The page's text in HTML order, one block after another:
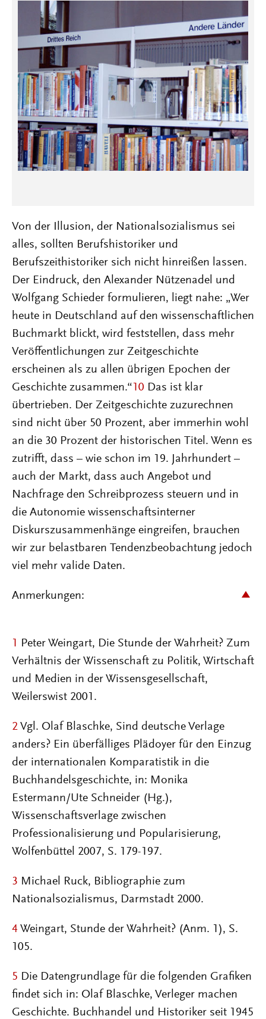
Von der Illusion, der Nationalsozialismus sei
alles, sollten Berufshistoriker und
Berufszeithistoriker sich nicht hinreißen lassen.
Der Eindruck, den Alexander Nützenadel und
Wolfgang Schieder formulieren, liegt nahe: „Wer
heute in Deutschland auf den wissenschaftlichen
Buchmarkt blickt, wird feststellen, dass mehr
Veröffentlichungen zur Zeitgeschichte
erscheinen als zu allen übrigen Epochen der
Geschichte zusammen.“10 Das ist klar
übertrieben. Der Zeitgeschichte zuzurechnen
sind nicht über 50 Prozent, aber immerhin wohl
an die 30 Prozent der historischen Titel. Wenn es
zutrifft, dass – wie schon im 19. Jahrhundert –
auch der Markt, dass auch Angebot und
Nachfrage den Schreibprozess steuern und in
die Autonomie wissenschaftsinterner
Diskurszusammenhänge eingreifen, brauchen
wir zur belastbaren Tendenzbeobachtung jedoch
viel mehr valide Daten.
Anmerkungen:
1
Peter Weingart, Die Stunde der Wahrheit? Zum
Verhältnis der Wissenschaft zu Politik, Wirtschaft
und Medien in der Wissensgesellschaft,
Weilerswist 2001.
2 Vgl. Olaf Blaschke, Sind deutsche Verlage
anders? Ein überfälliges Plädoyer für den Einzug
der internationalen Komparatistik in die
Buchhandelsgeschichte, in: Monika
Estermann/Ute Schneider (Hg.),
Wissenschaftsverlage zwischen
Professionalisierung und Popularisierung,
Wolfenbüttel 2007, S. 179-197.
3 Michael Ruck, Bibliographie zum
Nationalsozialismus, Darmstadt 2000.
4 Weingart, Stunde der Wahrheit? (Anm. 1), S.
105.
5 Die Datengrundlage für die folgenden Grafiken
findet sich in: Olaf Blaschke, Verleger machen
Geschichte. Buchhandel und Historiker seit 1945